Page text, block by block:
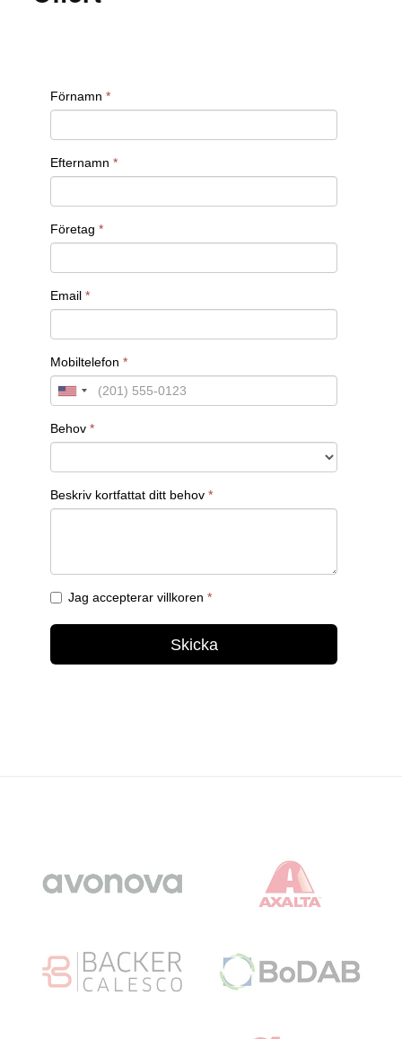
arbetar kryptografer med att utveckla
mobilkommunikation till säkra nätverkslösningar
och molnbaserade tjänster. Deras arbete hjälper
till att säkerställa att data som överförs över
dessa nätverk är skyddade från avlyssning och
Även inom offentlig sektor är kryptografer
avgörande för att skydda statlig kommunikation
och känsliga data från både inhemska och
utländska hot. De utvecklar krypteringssystem för
att skydda nationella säkerhetsintressen, och
statliga system och information är säkra mot
cyberattacker.
Sammanfattning
företag som vill skydda sin känsliga information
och sina system mot cyberhot. Kryptografen
ansvarar för att utveckla och implementera
avancerade krypteringsalgoritmer och
Vill du veta mer om hur vi kan hjälpa dig att att
Kontakta oss för offert